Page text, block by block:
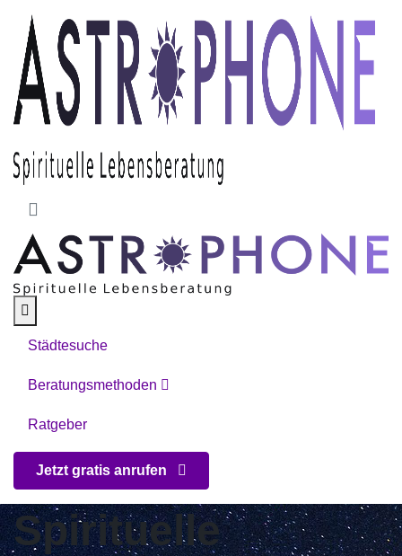
Skip to main content
Städtesuche
Beratungsmethoden
Ratgeber
Jetzt gratis anrufen
Spirituelle